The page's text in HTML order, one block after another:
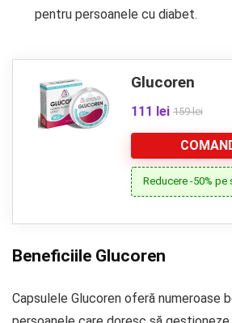
pentru persoanele cu diabet.
Glucoren
111 lei 159 lei
Reducere -50% pe
Beneficiile Glucoren
Capsulele Glucoren oferă numeroase